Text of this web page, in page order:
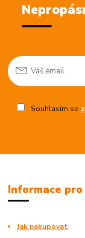
Souhlasím se
Informace
Jak nakupovat